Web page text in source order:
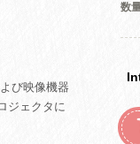
び映像機器
ジェクタに
数